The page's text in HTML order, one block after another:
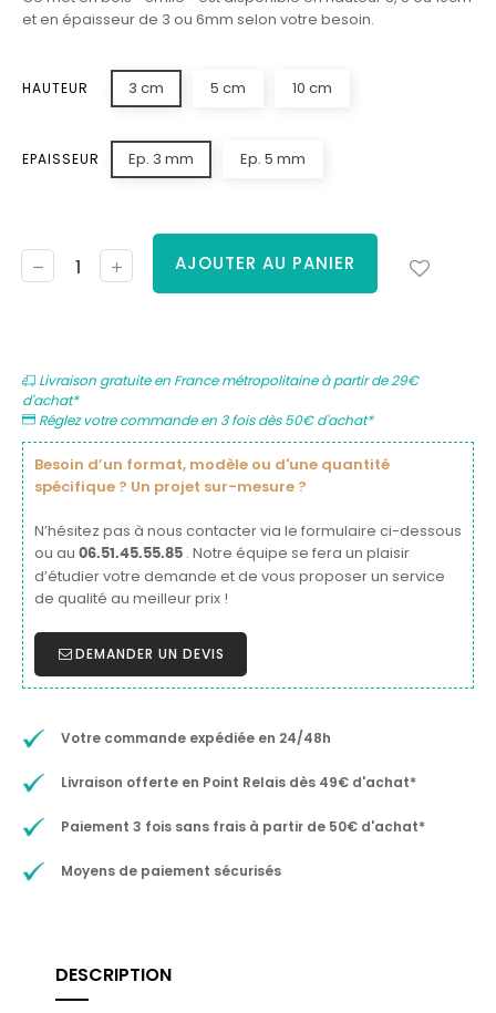
et en épaisseur de 3 ou 6mm selon votre besoin.
HAUTEUR 3 cm 5 cm 10 cm
EPAISSEUR Ep. 3 mm Ep. 5 mm
AJOUTER AU PANIER
Livraison gratuite en France métropolitaine à partir de 29€
d'achat*
Réglez votre commande en 3 fois dès 50€ d'achat*
Besoin d’un format, modèle ou d'une quantité
spécifique ? Un projet sur-mesure ?
N’hésitez pas à nous contacter via le formulaire ci-dessous
ou au 06.51.45.55.85 . Notre équipe se fera un plaisir
d’étudier votre demande et de vous proposer un service
de qualité au meilleur prix !
DEMANDER UN DEVIS
Votre commande expédiée en 24/48h
Livraison offerte en Point Relais dès 49€ d'achat*
Paiement 3 fois sans frais à partir de 50€ d'achat*
Moyens de paiement sécurisés
DESCRIPTION